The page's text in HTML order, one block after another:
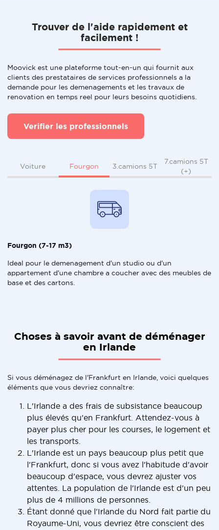
Trouver de l'aide rapidement et
facilement !
Moovick est une plateforme tout-en-un qui fournit aux
clients des prestataires de services professionnels a la
demande pour les demenagements et les travaux de
renovation en temps reel pour leurs besoins quotidiens.
Verifier les professionnels
Voiture Fourgon 3.camions 5T
7.camions 5T
(+)
Fourgon (7-17 m3)
Ideal pour le demenagement d'un studio ou d'un
appartement d'une chambre a coucher avec des meubles de
base et des cartons.
Choses à savoir avant de déménager
en Irlande
Si vous déménagez de l'Frankfurt en Irlande, voici quelques
éléments que vous devriez connaître:
L'Irlande a des frais de subsistance beaucoup
plus élevés qu'en Frankfurt. Attendez-vous à
payer plus cher pour les courses, le logement et
les transports.
L'Irlande est un pays beaucoup plus petit que
l'Frankfurt, donc si vous avez l'habitude d'avoir
beaucoup d'espace, vous devrez ajuster vos
attentes. La population de l'Irlande est d'un peu
plus de 4 millions de personnes.
Étant donné que l'Irlande du Nord fait partie du
Royaume-Uni, vous devriez être conscient des